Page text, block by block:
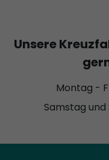
Unsere
Montag -
Samstag und